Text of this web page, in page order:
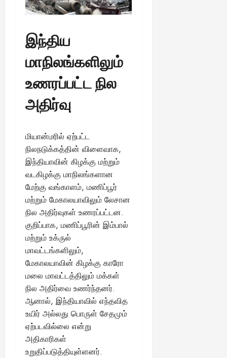
இந்திய
மாநிலங்களிலும்
உணரப்பட்ட நில
அதிர்வு
மியான்மரில் ஏற்பட்ட
நிலநடுக்கத்தின் விளைவாக,
இந்தியாவின் கிழக்கு மற்றும்
வடகிழக்கு மாநிலங்களான
மேற்கு வங்காளம், மணிப்பூர்
மற்றும் மேகாலயாவிலும் லேசான
நில அதிர்வுகள் உணரப்பட்டன.
குறிப்பாக, மணிப்பூரின் இம்பால்
மற்றும் உக்ருல்
மாவட்டங்களிலும்,
மேகாலயாவின் கிழக்கு காரோ
மலை மாவட்டத்திலும் மக்கள்
நில அதிர்வை உணர்ந்தனர்.
ஆனால், இந்தியாவில் எந்தவித
உயிர் அல்லது பொருள் சேதமும்
ஏற்படவில்லை என்று
அதிகாரிகள்
உறுதிப்படுத்தியுள்ளனர்.